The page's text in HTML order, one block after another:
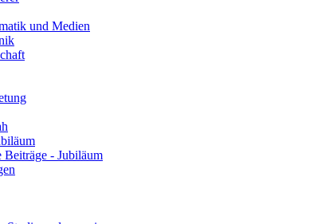
und Medien
- Jubiläum